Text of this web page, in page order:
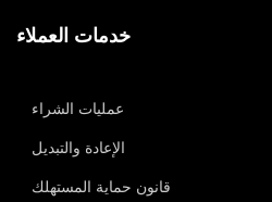
خدمات العملاء
عمليات الشراء
الإعادة والتبديل
قانون حماية المستهلك